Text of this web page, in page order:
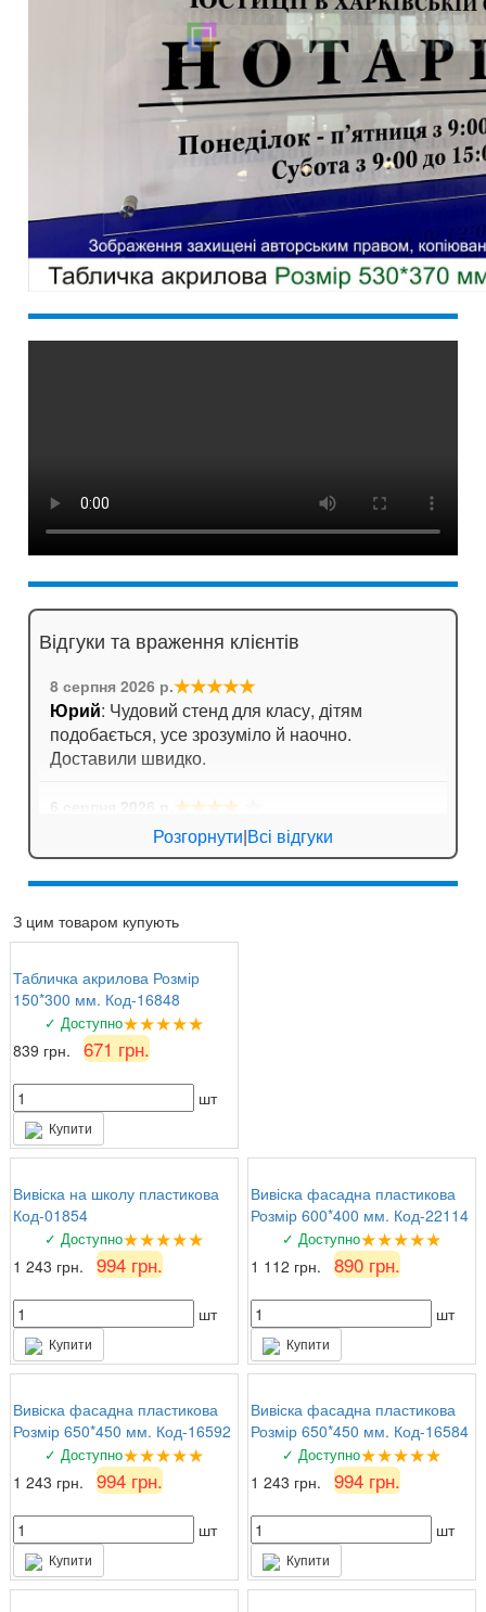
Відгуки та враження клієнтів
8 серпня 2026 р.★★★★★
Юрий: Чудовий стенд для класу, дітям
подобається, усе зрозуміло й наочно.
Доставили швидко.
★★★★
: Стенд для кабінету хімії дуже яскравий,
вчителі задоволені!
Валентина Петрівна, директор
комплект стендів з техніки безпеки. Все на
найвищому рівні, вчителі та учні задоволені!
Розгорнути|Всі відгуки
З цим товаром купують
Табличка акрилова Розмір
150*300 мм. Код-16848
✓ Доступно★★★★★
839 грн. 671 грн.
шт
Купити
Вивіска на школу пластикова
Код-01854
✓ Доступно★★★★★
1 243 грн. 994 грн.
шт
Купити
Вивіска фасадна пластикова
Розмір 600*400 мм. Код-22114
✓ Доступно★★★★★
1 112 грн. 890 грн.
шт
Купити
Вивіска фасадна пластикова
Розмір 650*450 мм. Код-16592
✓ Доступно★★★★★
1 243 грн. 994 грн.
шт
Купити
Вивіска фасадна пластикова
Розмір 650*450 мм. Код-16584
✓ Доступно★★★★★
1 243 грн. 994 грн.
шт
Купити